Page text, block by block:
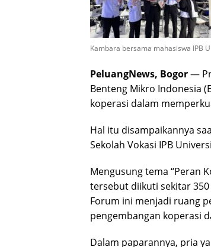
Kambara bersama mahasiswa IPB
PeluangNews, Bogor—
Benteng Mikro Indonesia
koperasi dalam
Hal itu disampaikannya
Sekolah Vokasi IPB
Mengusung tema “Peran
tersebut diikuti sekitar
Forum ini menjadi ruang
pengembangan koperasi
Dalam paparannya, pria